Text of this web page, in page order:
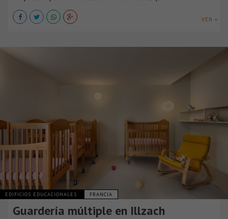
VER +
EDIFICIOS EDUCACIONALES FRANCIA
Guardería múltiple en Illzach